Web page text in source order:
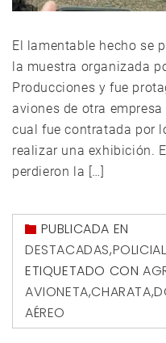
El lamentable hecho se
la muestra organizada
Producciones y fue
aviones de otra
cual fue contratada por
realizar una exhibición.
perdieron la […]
PUBLICADA EN
DESTACADAS,
ETIQUETADO CON
AVIONETA,CHARATA,
AÉREO